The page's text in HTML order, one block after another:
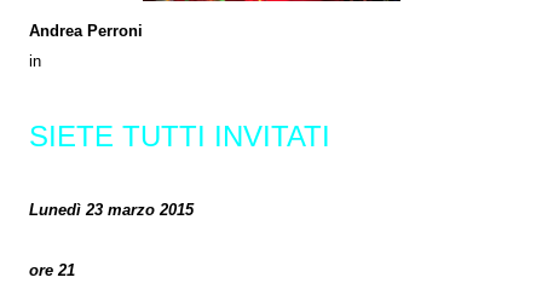
Andrea Perroni
in
SIETE TUTTI INVITATI
Lunedì 23 marzo 2015
ore 21